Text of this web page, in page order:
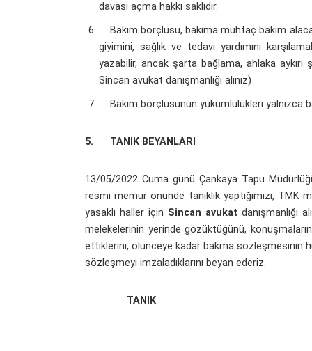
davası açma hakkı saklıdır.
Bakım borçlusu, bakıma muhtaç bakım
giyimini, sağlık ve tedavi yardımını
yazabilir, ancak şarta bağlama, ahlaka aykırı
Sincan avukat danışmanlığı alınız)
Bakım borçlusunun yükümlülükleri yalnızca
5. TANIK BEYANLARI
13/05/2022 Cuma günü Çankaya Tapu
resmi memur önünde tanıklık yaptığımızı, TMK
yasaklı haller için Sincan avukat danışmanlığı
melekelerinin yerinde gözüktüğünü,
ettiklerini, ölünceye kadar bakma sözleşmesinin
sözleşmeyi imzaladıklarını beyan ederiz.